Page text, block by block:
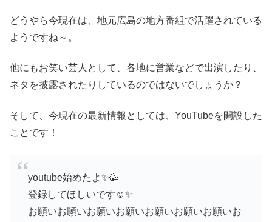
どうやら今現在は、地元広島の地方番組で活躍されている
ようですね～。
他にもお笑い芸人として、各地に営業などで出演したり、
ネタを披露されたりしているのではないでしょうか？
そして、今現在の最新情報としては、YouTubeを開設した
ことです！
youtube始めたよ✨🥳
登録してほしいです☺️✨
お願いお願いお願いお願いお願いお願いお願いお